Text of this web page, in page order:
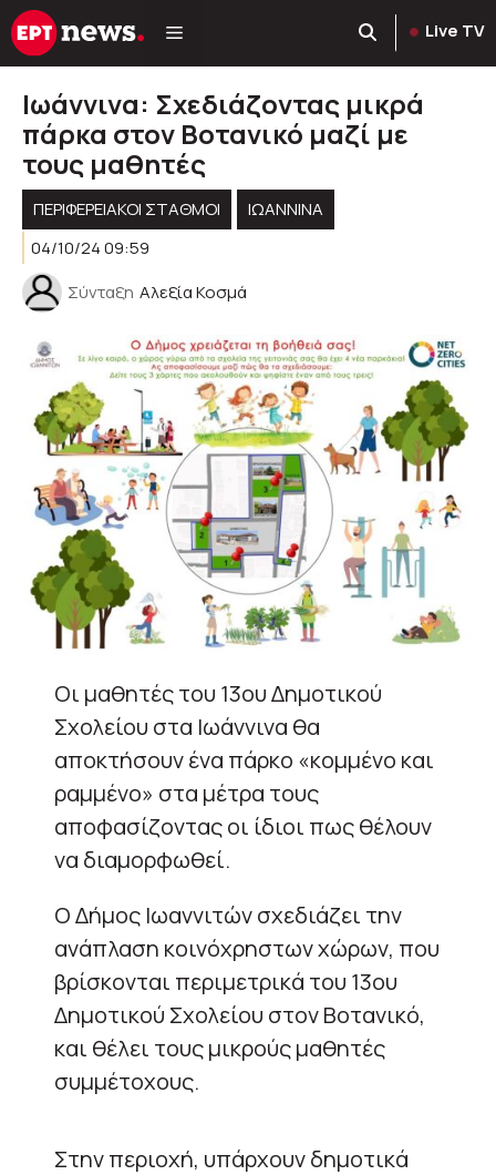
Μετάβαση
σε
Live TV
Ιωάννινα: Σχεδιάζοντας μικρά
πάρκα στον Βοτανικό μαζί με
τους μαθητές
ΠΕΡΙΦΕΡΕΙΑΚΟΊ ΣΤΑΘΜΟΊ
ΙΩΑΝΝΙΝΑ
04/10/24 09:59
Σύνταξη Αλεξία Κοσμά
Οι μαθητές του 13ου Δημοτικού
Σχολείου στα Ιωάννινα θα
αποκτήσουν ένα πάρκο «κομμένο και
ραμμένο» στα μέτρα τους
αποφασίζοντας οι ίδιοι πως θέλουν
να διαμορφωθεί.
Ο Δήμος Ιωαννιτών σχεδιάζει την
ανάπλαση κοινόχρηστων χώρων, που
βρίσκονται περιμετρικά του 13ου
Δημοτικού Σχολείου στον Βοτανικό,
και θέλει τους μικρούς μαθητές
συμμέτοχους.
Στην περιοχή, υπάρχουν δημοτικά